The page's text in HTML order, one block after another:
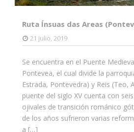
Ruta Ínsuas das Areas
21 julio, 2019
Se encuentra en el Puente
Pontevea, el cual divide la
Estrada, Pontevedra) y Reis (Teo,
puente del siglo XV cuenta con
ojivales de transición románico
de los años sufrieron varias
a […]